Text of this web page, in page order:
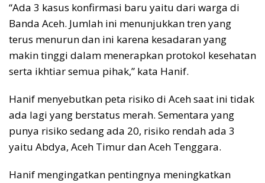
“Ada 3 kasus konfirmasi baru yaitu dari warga di
Banda Aceh. Jumlah ini menunjukkan tren yang
terus menurun dan ini karena kesadaran yang
makin tinggi dalam menerapkan protokol kesehatan
serta ikhtiar semua pihak,” kata Hanif.
Hanif menyebutkan peta risiko di Aceh saat ini tidak
ada lagi yang berstatus merah. Sementara yang
punya risiko sedang ada 20, risiko rendah ada 3
yaitu Abdya, Aceh Timur dan Aceh Tenggara.
Hanif mengingatkan pentingnya meningkatkan